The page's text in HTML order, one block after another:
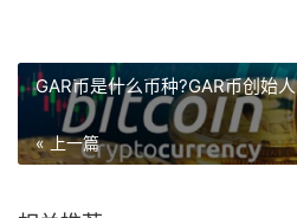
GAR币是什么币种?GAR币创始人
« 上一篇